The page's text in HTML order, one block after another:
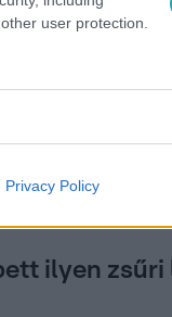
user protection.
Privacy Policy
ilyen zsűri